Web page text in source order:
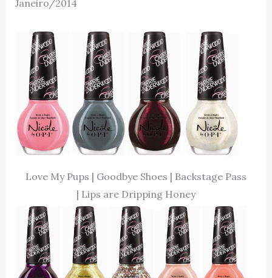
Janeiro/2014
Love My Pups | Goodbye Shoes | Backstage Pass
| Lips are Dripping Honey